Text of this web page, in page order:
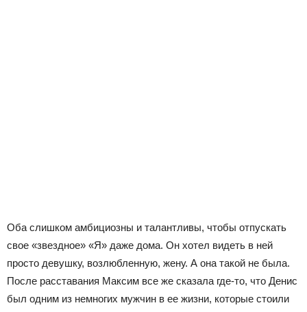
Оба слишком амбициозны и талантливы, чтобы отпускать
свое «звездное» «Я» даже дома. Он хотел видеть в ней
просто девушку, возлюбленную, жену. А она такой не была.
После расставания Максим все же сказала где-то, что Денис
был одним из немногих мужчин в ее жизни, которые стоили